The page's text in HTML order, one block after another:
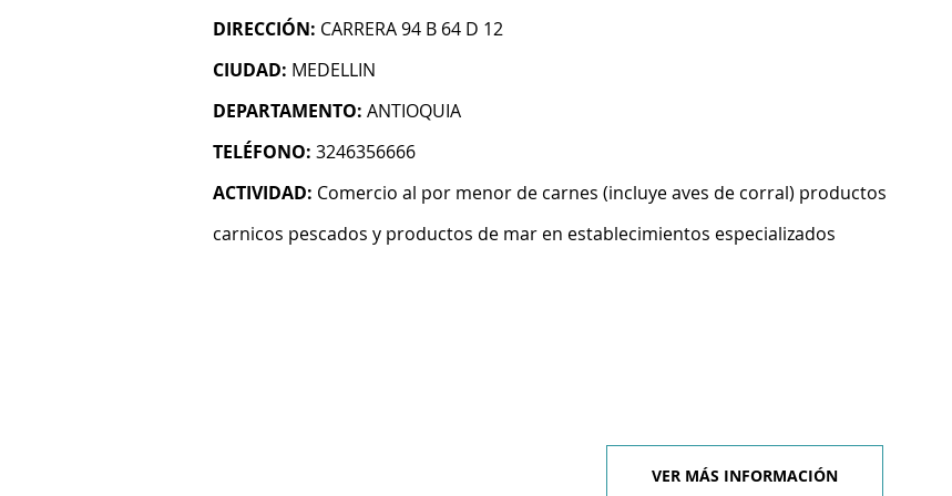
DIRECCIÓN: CARRERA 94 B 64 D 12
CIUDAD: MEDELLIN
DEPARTAMENTO: ANTIOQUIA
TELÉFONO: 3246356666
ACTIVIDAD: Comercio al por menor de carnes (incluye aves de corral) productos
carnicos pescados y productos de mar en establecimientos especializados
VER MÁS INFORMACIÓN